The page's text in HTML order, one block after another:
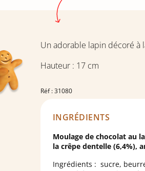
Un adorable lapin décoré à
Hauteur : 17 cm
Réf : 31080
INGRÉDIENTS
Moulage de chocolat au
la crêpe dentelle (6,4%),
Ingrédients : sucre,